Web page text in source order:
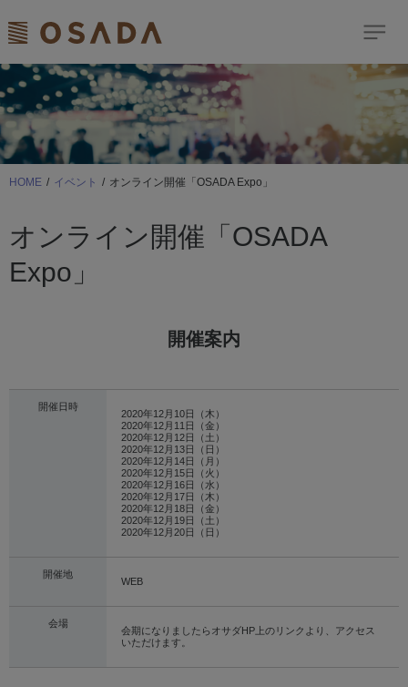
検索
Dream Comes True
歯科商品のご案内
イベント
修理依頼はこちら
サイトマップ
Global
OSADAグループサイト
獣医科サイト
医科サイト
サイト利用規約
個人情報保護
HOME イベント オンライン開催「OSADA Expo」
オンライン開催「OSADA
Expo」
開催案内
開催日時
2020年12月10日（木）
2020年12月11日（金）
2020年12月12日（土）
2020年12月13日（日）
2020年12月14日（月）
2020年12月15日（火）
2020年12月16日（水）
2020年12月17日（木）
2020年12月18日（金）
2020年12月19日（土）
2020年12月20日（日）
開催地
WEB
会場
会期になりましたらオサダHP上のリンクより、アクセス
いただけます。